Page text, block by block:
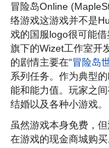
冒险岛Online
络游戏这游戏并不是
戏的国服logo很可能
旗下的Wizet工作室开
的剧情主要在“冒险岛
系列任务。作为典型
能和能力值。玩家之
结婚以及各种小游戏。
虽然游戏本身免费，
在游戏的现金商城购买